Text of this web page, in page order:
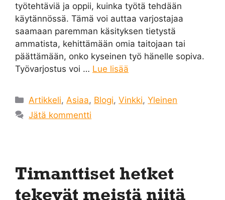
työtehtäviä ja oppii, kuinka työtä tehdään
käytännössä. Tämä voi auttaa varjostajaa
saamaan paremman käsityksen tietystä
ammatista, kehittämään omia taitojaan tai
päättämään, onko kyseinen työ hänelle sopiva.
Työvarjostus voi … Lue lisää
Kategoriat
Artikkeli, Asiaa, Blogi,Vinkki,Yleinen
Jätä kommentti
Timanttiset hetket
tekevät meistä niitä